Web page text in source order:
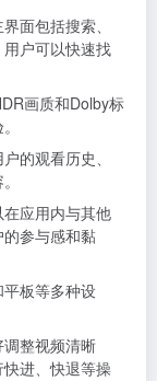
面包括搜索、
户可以快速找
画质和Dolby标
的观看历史、
应用内与其他
参与感和黏
平板等多种设
调整视频清晰
进、快退等操